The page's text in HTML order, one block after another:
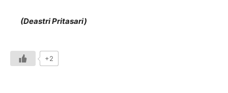
(Deastri Pritasari)
+2